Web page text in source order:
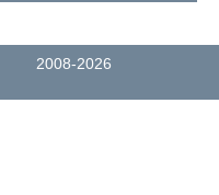
2008-2026